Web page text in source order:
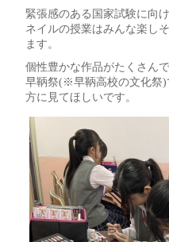
緊張感のある国家試験に向
ネイルの授業はみんな楽し
ます。
個性豊かな作品がたくさん
早鞆祭(※早鞆高校の文化祭
方に見てほしいです。